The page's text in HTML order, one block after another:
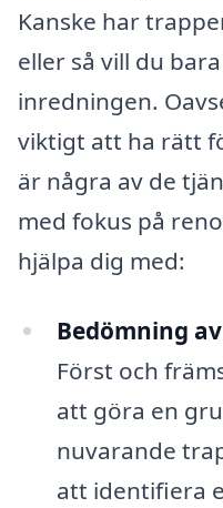
Kanske har
eller så vill du
inredningen.
viktigt att ha rätt
är några av de
med fokus på
hjälpa dig med:
Bedömning
Först och
att göra en
nuvarande
att identifiera